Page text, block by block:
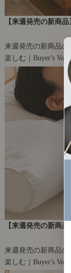
【来週発売の新商
来週発売の新商品の
楽しむ｜Buyer's
【来週発売の新商
来週発売の新商品
楽しむ｜Buyer's Voice